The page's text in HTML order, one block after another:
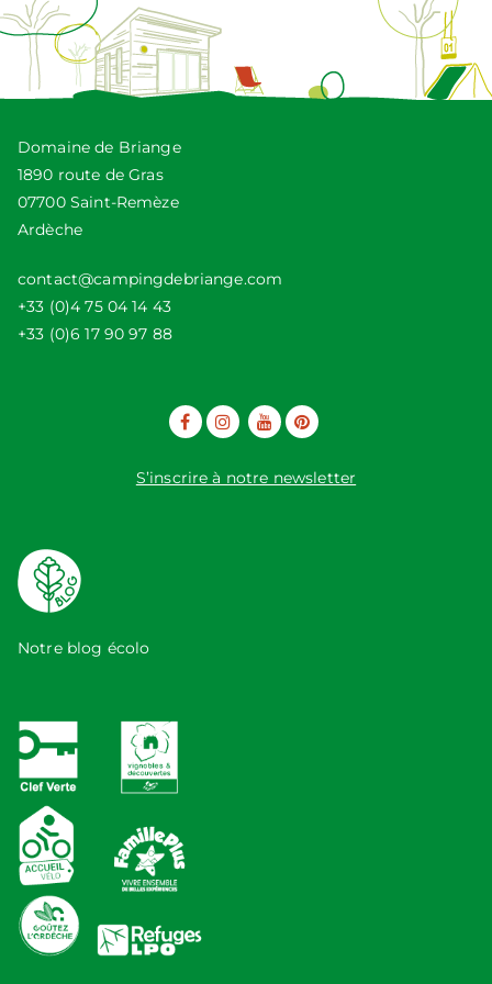
Domaine de Briange
1890 route de Gras
07700 Saint-Remèze
Ardèche
contact@campingdebriange.com
+33 (0)4 75 04 14 43
+33 (0)6 17 90 97 88
S’inscrire à notre newsletter
Notre blog écolo